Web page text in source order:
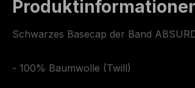
Schwarzes Basecap der Band
- 100% Baumwolle (Twill)